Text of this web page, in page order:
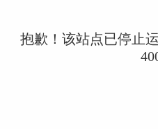
抱歉！该站点已停止